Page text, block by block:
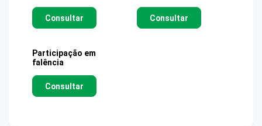
Consultar Consultar
Participação em
falência
Consultar